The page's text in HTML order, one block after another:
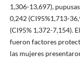
1,306-13,697),
0,242 (CI95%1,713-
(CI95% 1,372-7,154).
fueron factores
las mujeres